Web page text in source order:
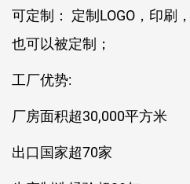
可定制： 定制LOGO，印刷
也可以被定制；
工厂优势:
厂房面积超30,000平方米
出口国家超70家